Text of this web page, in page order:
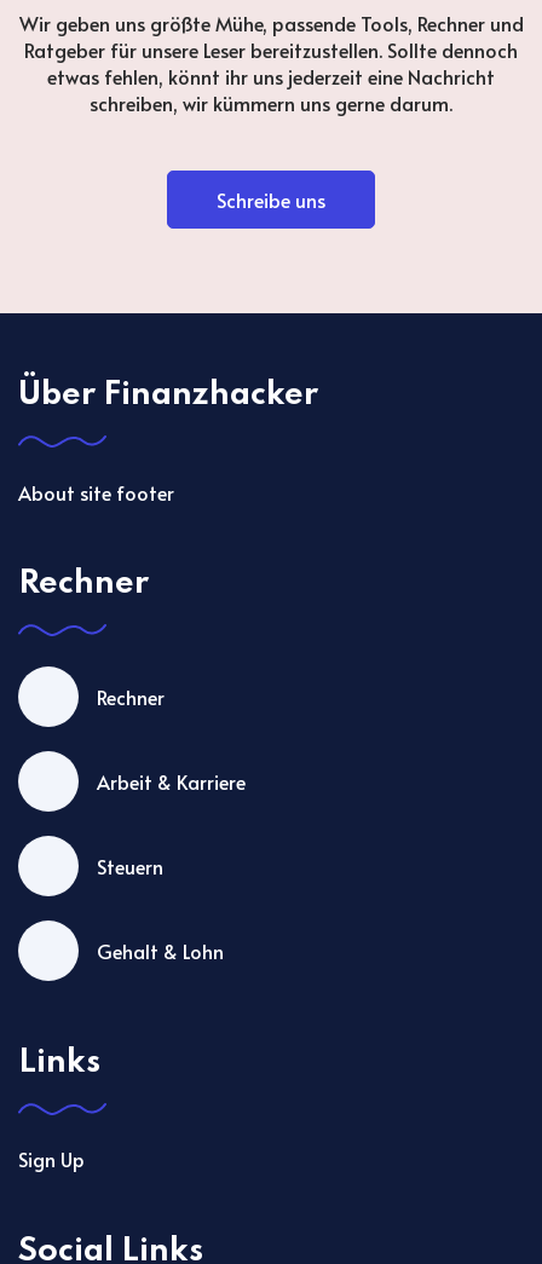
Wir geben uns größte Mühe, passende Tools, Rechner und
Ratgeber für unsere Leser bereitzustellen. Sollte dennoch
etwas fehlen, könnt ihr uns jederzeit eine Nachricht
schreiben, wir kümmern uns gerne darum.
Schreibe uns
Über Finanzhacker
About site footer
Rechner
Rechner
Arbeit & Karriere
Steuern
Gehalt & Lohn
Links
Sign Up
Social Links